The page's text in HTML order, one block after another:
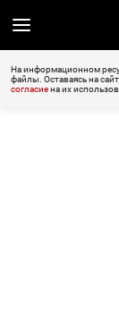
На информационном
файлы. Оставаясь на
согласиена их